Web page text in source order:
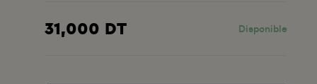
31,000 DT Disponible